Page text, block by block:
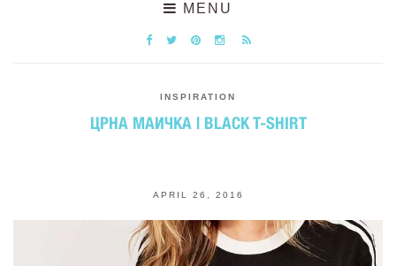
MENU
INSPIRATION
ЦРНА МАИЧКА | BLACK T-SHIRT
APRIL 26, 2016